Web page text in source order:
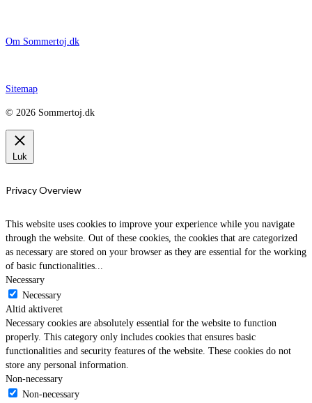
Om Sommertoj.dk
Sitemap
© 2026 Sommertoj.dk
Luk
Privacy Overview
This website uses cookies to improve your experience while you navigate
through the website. Out of these cookies, the cookies that are categorized
as necessary are stored on your browser as they are essential for the working
of basic functionalities
Necessary
Necessary
Altid aktiveret
Necessary cookies are absolutely essential for the website to function
properly. This category only includes cookies that ensures basic
functionalities and security features of the website. These cookies do not
store any personal information.
Non-necessary
Non-necessary